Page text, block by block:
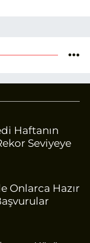
Haftanın
Seviyeye
Onlarca Hazır